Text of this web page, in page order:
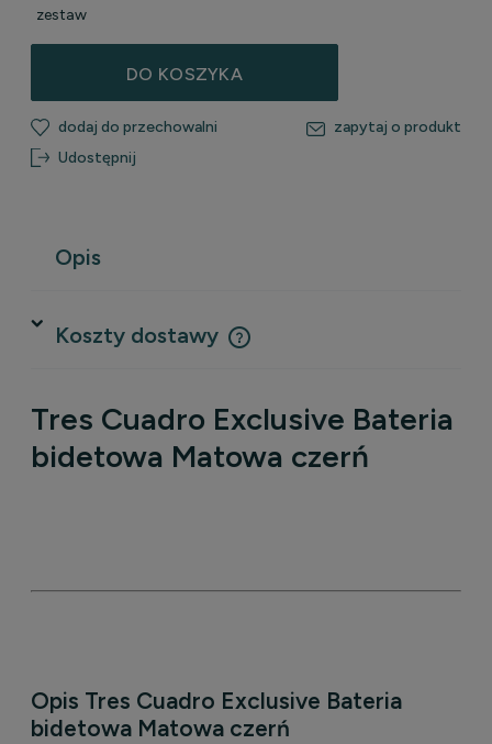
zestaw
DO KOSZYKA
dodaj do przechowalni
zapytaj o produkt
Udostępnij
Opis
Koszty dostawy
Cena nie zawiera ewentualnych kosztów płatności
Tres Cuadro Exclusive Bateria
bidetowa Matowa czerń
Opis Tres Cuadro Exclusive Bateria
bidetowa Matowa czerń